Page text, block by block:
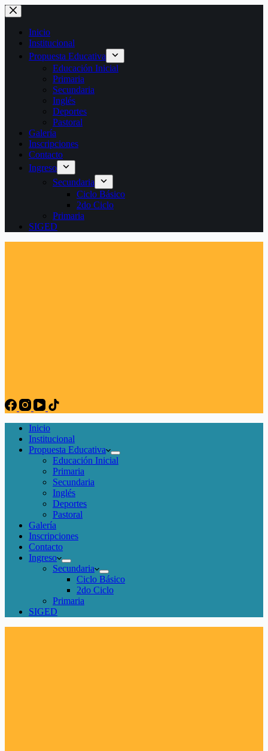
Saltar
al
contenido
Inicio
Institucional
Propuesta Educativa
Educación Inicial
Primaria
Secundaria
Inglés
Deportes
Pastoral
Galería
Inscripciones
Contacto
Ingreso
Secundaria
Ciclo Básico
2do Ciclo
Primaria
SIGED
Inicio
Institucional
Propuesta Educativa
Educación Inicial
Primaria
Secundaria
Inglés
Deportes
Pastoral
Galería
Inscripciones
Contacto
Ingreso
Secundaria
Ciclo Básico
2do Ciclo
Primaria
SIGED